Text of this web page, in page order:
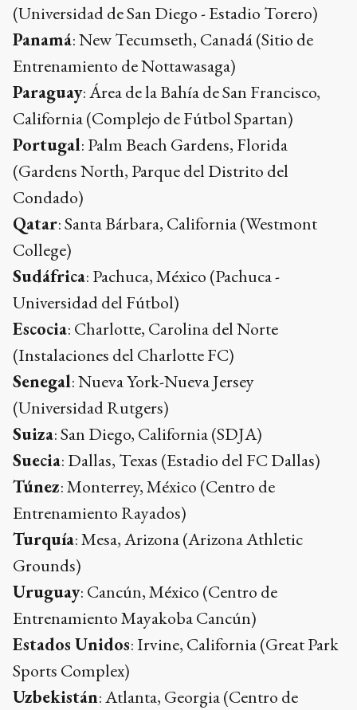
(Universidad de San Diego - Estadio Torero)
Panamá: New Tecumseth, Canadá (Sitio de
Entrenamiento de Nottawasaga)
Paraguay: Área de la Bahía de San Francisco,
California (Complejo de Fútbol Spartan)
Portugal: Palm Beach Gardens, Florida
(Gardens North, Parque del Distrito del
Condado)
Qatar: Santa Bárbara, California (Westmont
College)
Sudáfrica: Pachuca, México (Pachuca -
Universidad del Fútbol)
Escocia: Charlotte, Carolina del Norte
(Instalaciones del Charlotte FC)
Senegal: Nueva York-Nueva Jersey
(Universidad Rutgers)
Suiza: San Diego, California (SDJA)
Suecia: Dallas, Texas (Estadio del FC Dallas)
Túnez: Monterrey, México (Centro de
Entrenamiento Rayados)
Turquía: Mesa, Arizona (Arizona Athletic
Grounds)
Uruguay: Cancún, México (Centro de
Entrenamiento Mayakoba Cancún)
Estados Unidos: Irvine, California (Great Park
Sports Complex)
Uzbekistán: Atlanta, Georgia (Centro de